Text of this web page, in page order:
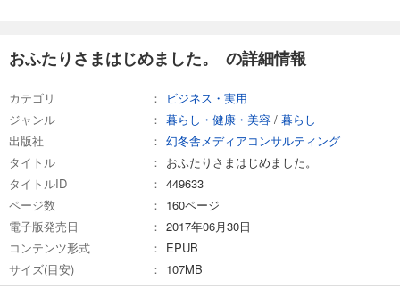
おふたりさまはじめました。 の詳細情報
カテゴリ
ビジネス・実用
ジャンル
暮らし・健康・美容 / 暮らし
出版社
幻冬舎メディアコンサルティング
タイトル
おふたりさまはじめました。
タイトルID
449633
ページ数
160ページ
電子版発売日
2017年06月30日
コンテンツ形式
EPUB
サイズ(目安)
107MB